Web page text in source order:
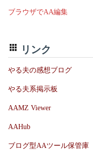
ブラウザでAA編集
リンク
やる夫の感想ブログ
やる夫系掲示板
AAMZ Viewer
AAHub
ブログ型AAツール保管庫